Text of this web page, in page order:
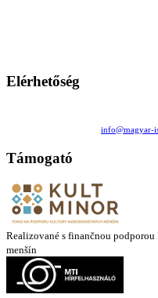
Elérhetőség
info@magyar-
Támogató
Realizované s finančnou
menšín